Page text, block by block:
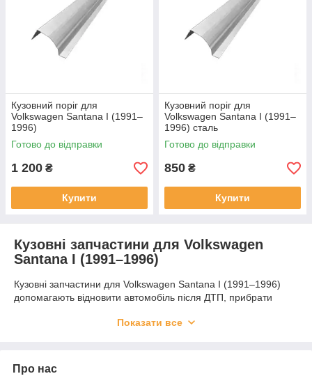
Кузовний поріг для
Volkswagen Santana I (1991–
1996)
Готово до відправки
1 200 ₴
Купити
Кузовний поріг для
Volkswagen Santana I (1991–
1996) сталь
Готово до відправки
850 ₴
Купити
Кузовні запчастини для Volkswagen
Santana I (1991–1996)
Кузовні запчастини для Volkswagen Santana I (1991–1996)
допомагають відновити автомобіль після ДТП, прибрати
Від якості таких деталей залежить довговічність ремонту,
У цій категорії зібрані пороги, підсилювачі, з'єднувачі та
Показати все
Про нас